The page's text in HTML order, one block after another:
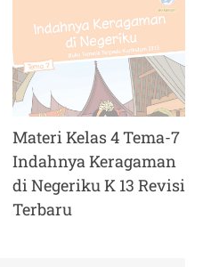
Materi Kelas 4 Tema-7
Indahnya Keragaman
di Negeriku K 13 Revisi
Terbaru